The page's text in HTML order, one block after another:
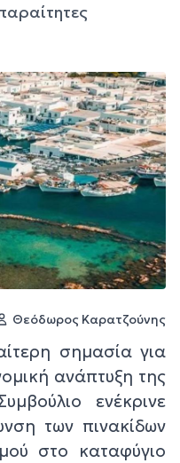
Θεόδωρος Καρατζούνης
σημασία για
ανάπτυξη της
ενέκρινε
των πινακίδων
στο καταφύγιο